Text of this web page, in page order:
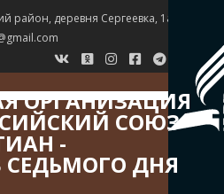
район, деревня Сергеевка, 1а